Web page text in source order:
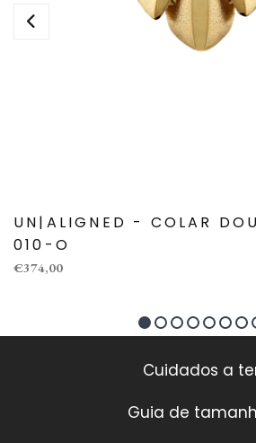
UN|ALIGNED - COLAR
010-O
€374,00
Cuidados a
Guia de